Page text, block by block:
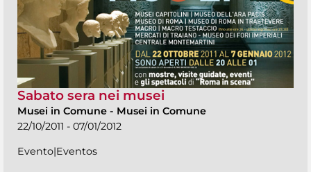
Sabato sera nei musei
Musei in Comune - Musei in Comune
22/10/2011 - 07/01/2012
Evento|Eventos